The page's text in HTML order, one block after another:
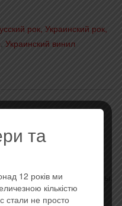
рок, Украинский рок,
, Украинский винил
виниле
пронумерованы.
переиздание.
ВВ, записанного в
та
12 років ми
кількістю
стали не просто